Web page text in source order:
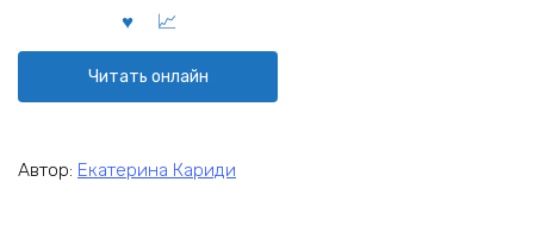
Читать онлайн
Автор: Екатерина Кариди